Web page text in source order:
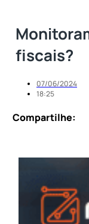
fiscais?
07/06/2024
18:25
Compartilhe: